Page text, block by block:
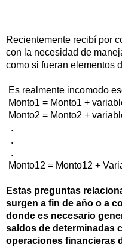
Recientemente recibí por
con la necesidad de
como si fueran elementos
Es realmente incomodo
Monto1 = Monto1 +
Monto2 = Monto2 +
.
.
.
Monto12 = Monto12 +
Estas preguntas
surgen a fin de año o a
donde es necesario
saldos de determinadas
operaciones financieras